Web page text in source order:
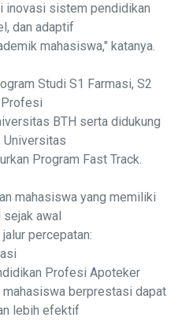
inovasi sistem pendidikan
dan adaptif
mahasiswa," katanya.
Studi S1 Farmasi, S2
Profesi
BTH serta didukung
Universitas
Program Fast Track.
mahasiswa yang memiliki
awal
percepatan:
Profesi Apoteker
mahasiswa berprestasi dapat
lebih efektif